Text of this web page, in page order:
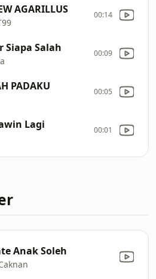
AGARILLUS 00:14
Siapa Salah 00:09
PADAKU 00:05
Lagi 00:01
Anak Soleh